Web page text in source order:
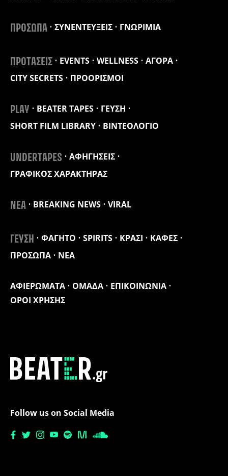
ΠΡΟΣΩΠΑ ΣΥΝΕΝΤΕΥΞΕΙΣ ΓΝΩΡΙΜΙΑ
ΑΦΙΕΡΩΜΑΤΑ ΟΜΑΔΑ
ΕΠΙΚΟΙΝΩΝΙΑ
ΟΡΟΙ ΧΡΗΣΗΣ
ΠΡΟΤΑΣΕΙΣ EVENTS WELLNESS
ΑΓΟΡΑ
CITY SECRETS
ΠΡΟΟΡΙΣΜΟΙ
PLAY BEATER TAPES
ΓΕΥΣΗ
SHORT FILM LIBRARY
ΒΙΝΤΕΟΛΟΓΙΟ
UNDERTAPES
ΑΦΗΓΗΣΕΙΣ
ΓΡΑΦΙΚΟΣ ΧΑΡΑΚΤΗΡΑΣ
ΝΕΑ BREAKING NEWS VIRAL
ΓΕΥΣΗ ΦΑΓΗΤΟ SPIRITS ΚΡΑΣΙ
ΚΑΦΕΣ
ΠΡΟΣΩΠΑ
ΝΕΑ
Follow us on Social Media